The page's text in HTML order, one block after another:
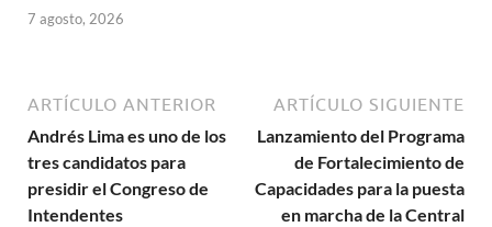
7 agosto, 2026
ARTÍCULO ANTERIOR
Andrés Lima es uno de los
tres candidatos para
presidir el Congreso de
Intendentes
ARTÍCULO SIGUIENTE
Lanzamiento del Programa
de Fortalecimiento de
Capacidades para la puesta
en marcha de la Central